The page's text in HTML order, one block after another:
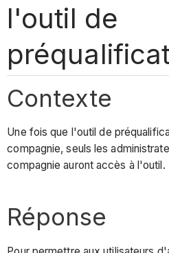
l'outil de
Contexte
Une fois que l'outil de
compagnie, seuls les
compagnie auront accès à l'outil.
Réponse